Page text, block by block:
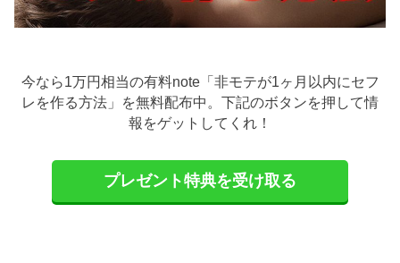
今なら1万円相当の有料note「非モテが1ヶ月以内にセフ
レを作る方法」を無料配布中。下記のボタンを押して情
報をゲットしてくれ！
プレゼント特典を受け取る